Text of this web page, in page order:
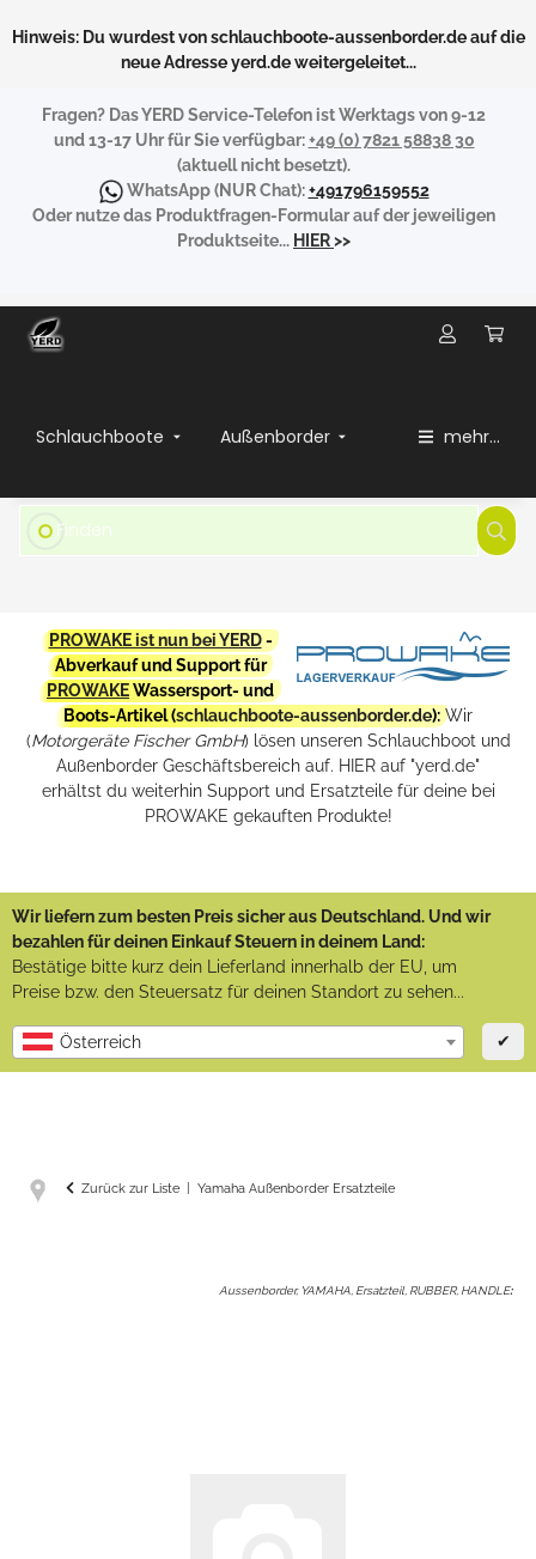
Hinweis: Du wurdest von schlauchboote-aussenborder.de auf die
neue Adresse yerd.de weitergeleitet...
Fragen? Das YERD Service-Telefon ist Werktags von 9-12
und 13-17 Uhr für Sie verfügbar:+49 (0) 7821 58838 30
(aktuell nicht besetzt).
WhatsApp(NUR Chat):+491796159552
Oder nutze das Produktfragen-Formular auf der jeweiligen
Produktseite... HIER>>
Schlauchboote Außenborder mehr...
PROWAKE ist nun bei YERD-
Abverkauf und Support für
PROWAKEWassersport- und
Boots-Artikel (schlauchboote-aussenborder.de): Wir
(Motorgeräte Fischer GmbH) lösen unseren Schlauchboot und
Außenborder Geschäftsbereich auf. HIER auf "yerd.de"
erhältst du weiterhin Support und Ersatzteile für deine bei
PROWAKE gekauften Produkte!
Wir liefern zum besten Preis sicher aus Deutschland. Und wir
bezahlen für deinen Einkauf Steuern in deinem Land:
Bestätige bitte kurz dein Lieferland innerhalb der EU, um
Preise bzw. den Steuersatz für deinen Standort zu sehen...
Österreich ✔
Zurück zur Liste Yamaha Außenborder Ersatzteile
Aussenborder, YAMAHA, Ersatzteil, RUBBER, HANDLE: